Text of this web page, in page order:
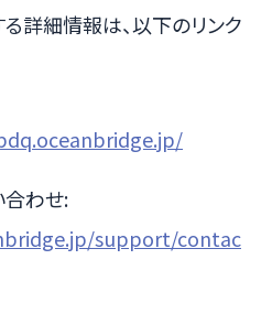
詳細情報は、以下のリンク
合わせ:
support/contac